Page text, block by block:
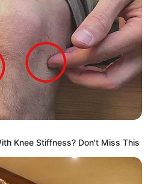
This Movie?
Knee Stiffness? Don't Miss This